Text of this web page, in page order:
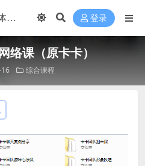
登录
络课（原卡卡）
综合课程